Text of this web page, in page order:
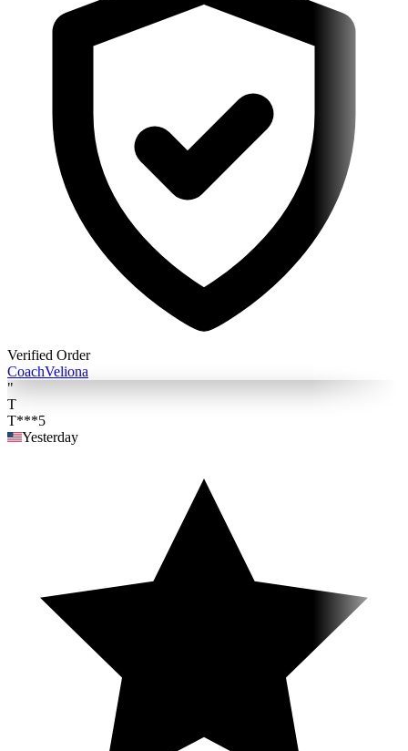
Verified Order
CoachVeliona
"
T
T***5
Yesterday